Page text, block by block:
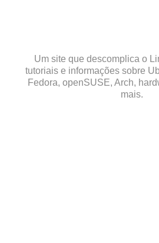
Um site que descomplica o
tutoriais e informações sobre
Fedora, openSUSE, Arch,
mais.